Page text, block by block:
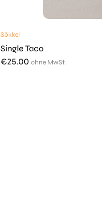
Sōkkel
Single Taco
€25.00 ohne MwSt.